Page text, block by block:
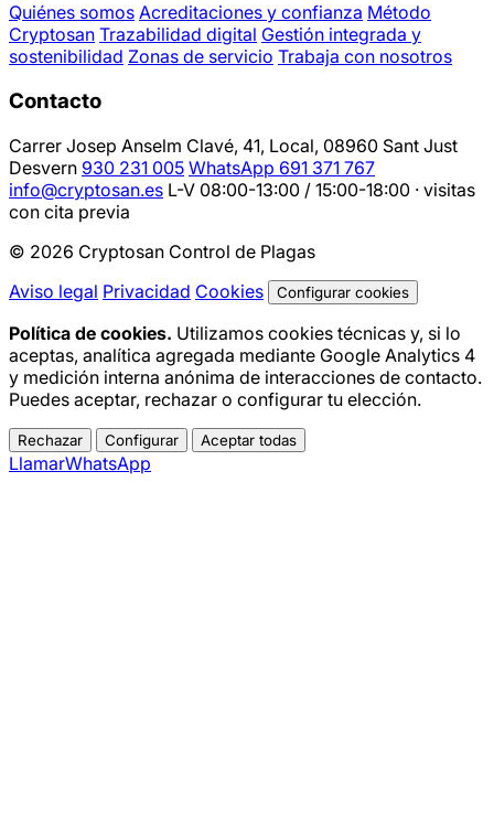
Quiénes somos Acreditaciones y confianza Método
Cryptosan Trazabilidad digital Gestión integrada y
sostenibilidad Zonas de servicio Trabaja con nosotros
Contacto
Carrer Josep Anselm Clavé, 41, Local, 08960 Sant Just
Desvern 930 231 005 WhatsApp 691 371 767
info@cryptosan.es L-V 08:00-13:00 / 15:00-18:00 · visitas
con cita previa
© 2026 Cryptosan Control de Plagas
Aviso legal Privacidad Cookies Configurar cookies
Política de cookies. Utilizamos cookies técnicas y, si lo
aceptas, analítica agregada mediante Google Analytics 4
y medición interna anónima de interacciones de contacto.
Puedes aceptar, rechazar o configurar tu elección.
Rechazar Configurar Aceptar todas
LlamarWhatsApp